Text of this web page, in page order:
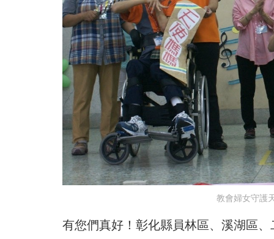
教會婦女守護
有您們真好！彰化縣員林區、溪湖區